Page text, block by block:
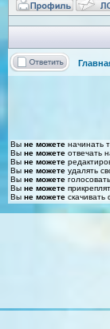
Вы не можете начинать
Вы не можете отвечать
Вы не можете
Вы не можете удалять
Вы не можете
Вы не можете
Вы не можете